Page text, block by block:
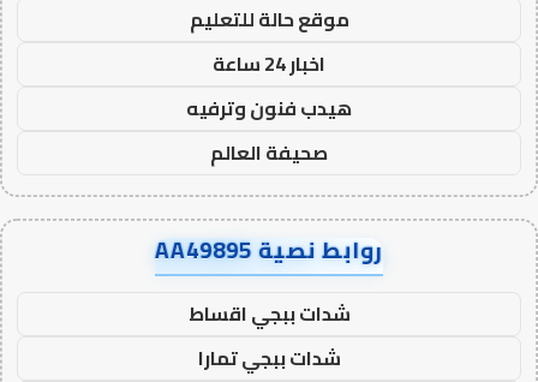
موقع حالة للتعليم
اخبار 24 ساعة
هيدب فنون وترفيه
صحيفة العالم
روابط نصية AA49895
شدات ببجي اقساط
شدات ببجي تمارا